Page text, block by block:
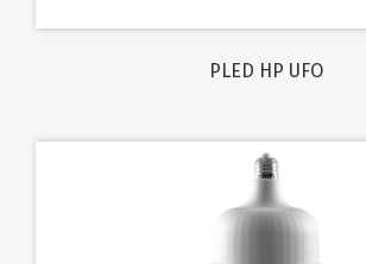
PLED HP UFO